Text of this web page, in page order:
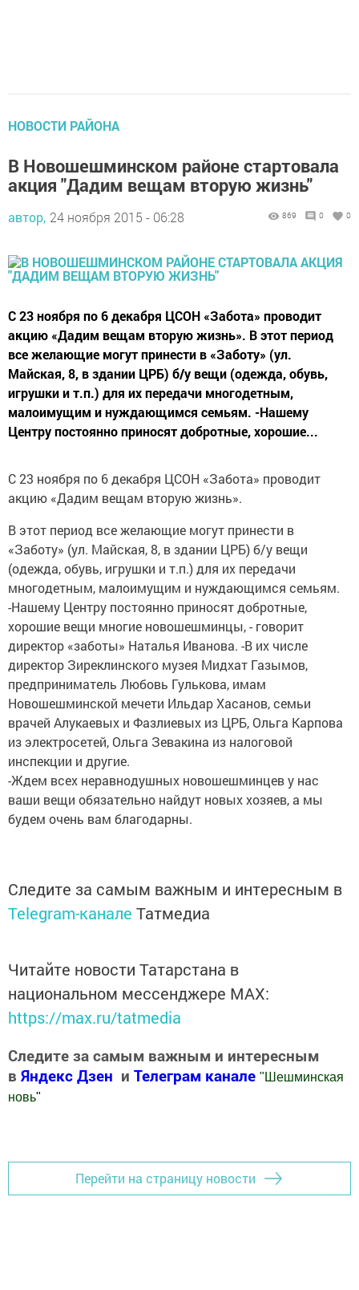
НОВОСТИ РАЙОНА
В Новошешминском районе стартовала
акция "Дадим вещам вторую жизнь"
автор, 24 ноября 2015 - 06:28 869 0 0
С 23 ноября по 6 декабря ЦСОН «Забота» проводит
акцию «Дадим вещам вторую жизнь». В этот период
все желающие могут принести в «Заботу» (ул.
Майская, 8, в здании ЦРБ) б/у вещи (одежда, обувь,
игрушки и т.п.) для их передачи многодетным,
малоимущим и нуждающимся семьям. -Нашему
Центру постоянно приносят добротные, хорошие...
С 23 ноября по 6 декабря ЦСОН «Забота» проводит
акцию «Дадим вещам вторую жизнь».
В этот период все желающие могут принести в
«Заботу» (ул. Майская, 8, в здании ЦРБ) б/у вещи
(одежда, обувь, игрушки и т.п.) для их передачи
многодетным, малоимущим и нуждающимся семьям.
-Нашему Центру постоянно приносят добротные,
хорошие вещи многие новошешминцы, - говорит
директор «заботы» Наталья Иванова. -В их числе
директор Зиреклинского музея Мидхат Газымов,
предприниматель Любовь Гулькова, имам
Новошешминской мечети Ильдар Хасанов, семьи
врачей Алукаевых и Фазлиевых из ЦРБ, Ольга Карпова
из электросетей, Ольга Зевакина из налоговой
инспекции и другие.
-Ждем всех неравнодушных новошешминцев у нас
ваши вещи обязательно найдут новых хозяев, а мы
будем очень вам благодарны.
Следите за самым важным и интересным в
Telegram-канале Татмедиа
Читайте новости Татарстана в
национальном мессенджере MАХ:
https://max.ru/tatmedia
Следите за самым важным и интересным
в Яндекс Дзен и Телеграм канале " Шешминская
новь"
Перейти на страницу новости